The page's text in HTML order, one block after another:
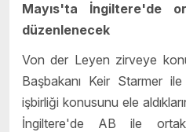
Mayıs'ta İngiltere'de
düzenlenecek
Von der Leyen zirveye
Başbakanı Keir Starmer
işbirliği konusunu ele
İngiltere'de AB ile